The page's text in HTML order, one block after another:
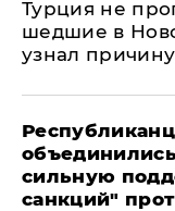
Турция не
шедшие в
узнал причину
сильную
санкций"